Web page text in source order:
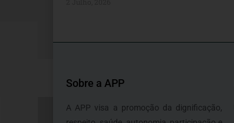
Sobre a APP
A APP visa a promoção da dignificação,